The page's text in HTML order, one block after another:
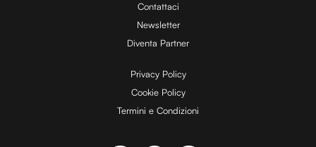
d
e
o
Contattaci
Newsletter
Diventa Partner
Privacy Policy
Cookie Policy
Termini e Condizioni